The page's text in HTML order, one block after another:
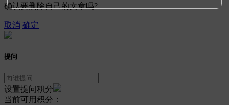
确认要删除自己的文章吗?
取消 确定
提问
设置提问积分
当前可用积分：